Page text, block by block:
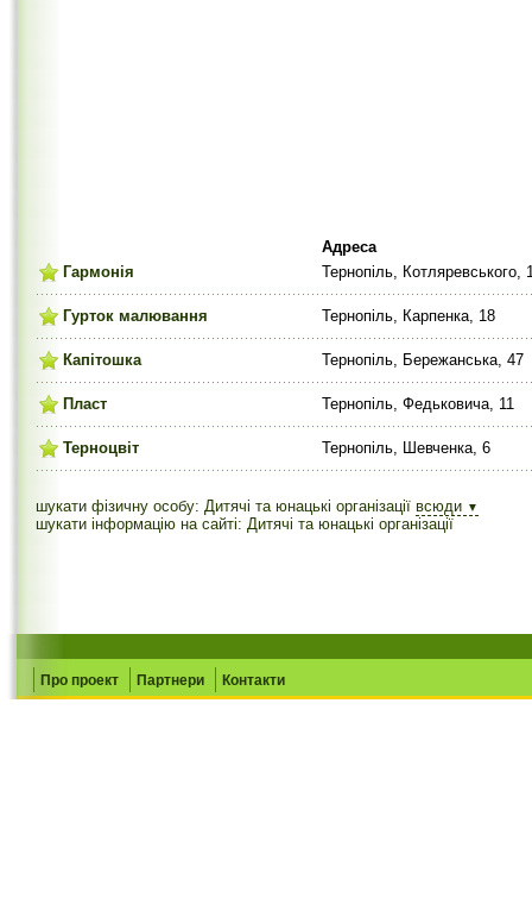
Адреса
Гармонія
Тернопіль, Котляревського,
Гурток малювання Тернопіль, Карпенка, 18
Капітошка Тернопіль, Бережанська, 47
Пласт Тернопіль, Федьковича, 11
Терноцвіт Тернопіль, Шевченка, 6
шукати фізичну особу: Дитячі та юнацькі організації всюди ▼
шукати інформацію на сайті: Дитячі та юнацькі організації
Про проект Партнери Контакти